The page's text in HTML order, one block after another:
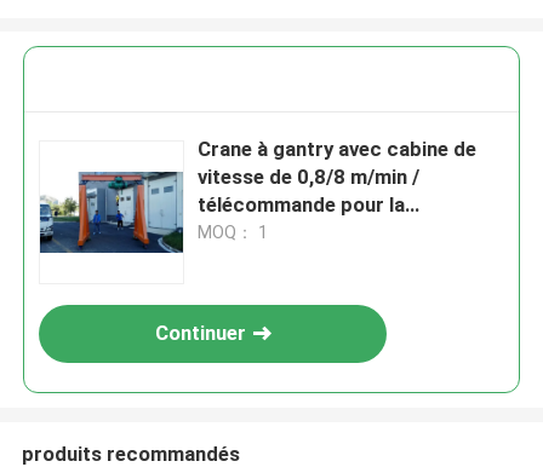
Crane à gantry avec cabine de
vitesse de 0,8/8 m/min /
télécommande pour la
manutention de matériaux
MOQ： 1
Continuer
produits recommandés